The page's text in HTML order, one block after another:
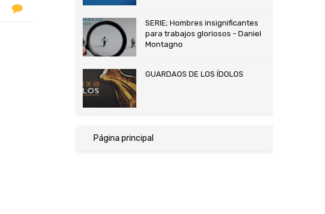
SERIE; Hombres insignificantes
para trabajos gloriosos - Daniel
Montagno
GUARDAOS DE LOS ÍDOLOS
Página principal